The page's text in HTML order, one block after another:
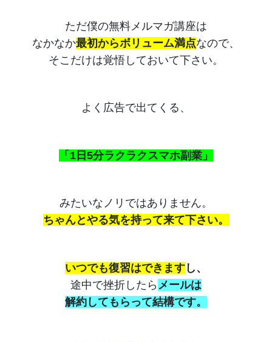
ただ僕の無料メルマガ講座は
なかなか最初からボリューム満点なので、
そこだけは覚悟しておいて下さい。
よく広告で出てくる、
「1日5分ラクラクスマホ副業」
みたいなノリではありません。
ちゃんとやる気を持って来て下さい。
いつでも復習はできます し、
途中で挫折したら メールは
解約してもらって結構です。